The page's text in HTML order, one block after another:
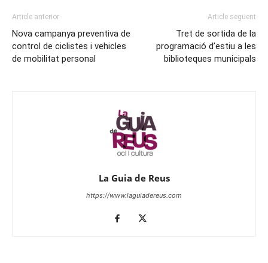
Article anterior
Nova campanya preventiva de
control de ciclistes i vehicles
de mobilitat personal
Article següent
Tret de sortida de la
programació d’estiu a les
biblioteques municipals
La Guia de Reus
https://www.laguiadereus.com